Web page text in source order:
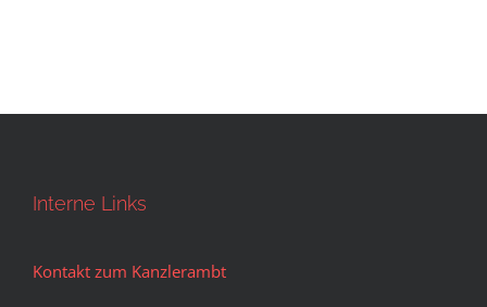
Interne Links
Kontakt zum Kanzlerambt